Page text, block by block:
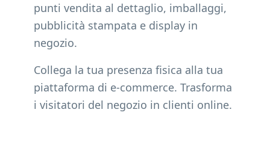
punti vendita al dettaglio, imballaggi,
pubblicità stampata e display in
negozio.
Collega la tua presenza fisica alla tua
piattaforma di e-commerce. Trasforma
i visitatori del negozio in clienti online.